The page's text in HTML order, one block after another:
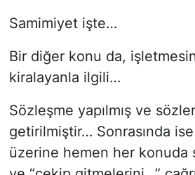
Samimiyet işte…
Bir diğer konu da,
kiralayanla ilgili…
Sözleşme yapılmış ve
getirilmiştir… Sonrasında
üzerine hemen her konuda